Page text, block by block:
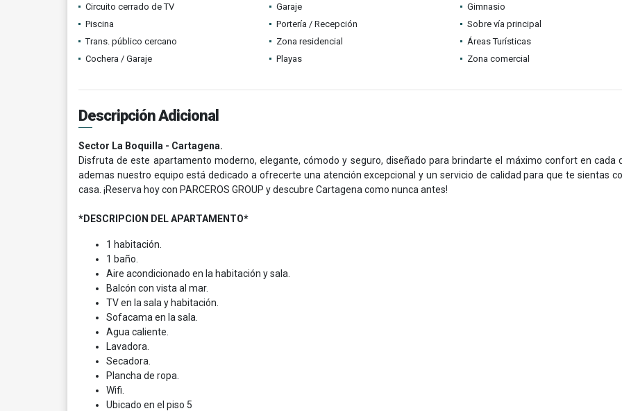
Circuito cerrado de TV
Garaje
Gimnasio
Piscina
Portería / Recepción
Sobre vía principal
Trans. público cercano
Zona residencial
Áreas Turísticas
Cochera / Garaje
Playas Zona comercial
Descripción Adicional
Sector La Boquilla - Cartagena.
Disfruta de este apartamento moderno, elegante, cómodo y seguro, diseñado para brindarte el máximo confort en cada
ademas nuestro equipo está dedicado a ofrecerte una atención excepcional y un servicio de calidad para que te sientas
casa. ¡Reserva hoy con PARCEROS GROUP y descubre Cartagena como nunca antes!
*DESCRIPCION DEL APARTAMENTO*
1 habitación.
1 baño.
Aire acondicionado en la habitación y sala.
Balcón con vista al mar.
TV en la sala y habitación.
Sofacama en la sala.
Agua caliente.
Lavadora.
Secadora.
Plancha de ropa.
Wifi.
Ubicado en el piso 5